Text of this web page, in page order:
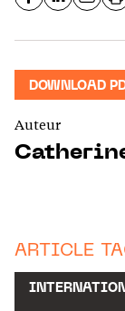
DOWNLOAD
Auteur
ARTICLE